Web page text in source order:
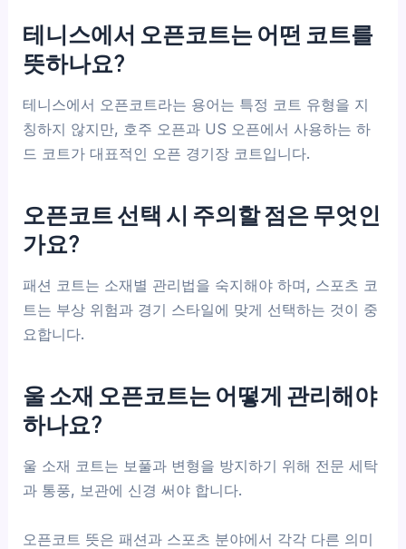
테니스에서 오픈코트는 어떤 코트를
뜻하나요?
테니스에서 오픈코트라는 용어는 특정 코트 유형을 지
칭하지 않지만, 호주 오픈과 US 오픈에서 사용하는 하
드 코트가 대표적인 오픈 경기장 코트입니다.
오픈코트 선택 시 주의할 점은 무엇인
가요?
패션 코트는 소재별 관리법을 숙지해야 하며, 스포츠 코
트는 부상 위험과 경기 스타일에 맞게 선택하는 것이 중
요합니다.
울 소재 오픈코트는 어떻게 관리해야
하나요?
울 소재 코트는 보풀과 변형을 방지하기 위해 전문 세탁
과 통풍, 보관에 신경 써야 합니다.
오픈코트 뜻은 패션과 스포츠 분야에서 각각 다른 의미